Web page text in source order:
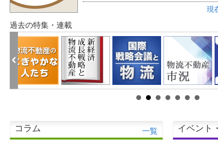
現
過去の特集・連載
コラム 一覧 イベント